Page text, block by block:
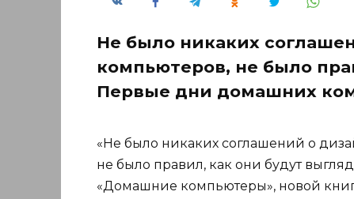
Не было никаких
компьютеров, не было
Первые дни домашних
«Не было никаких соглашений о
не было правил, как они будут
«Домашние компьютеры», новой